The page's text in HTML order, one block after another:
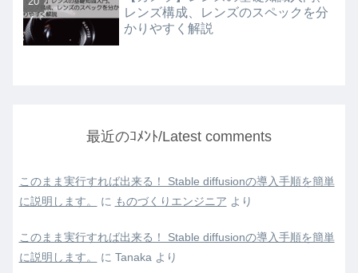
レンズ構成、レンズのスペックを分
かりやすく解説
最近のｺﾒﾝﾄ/Latest comments
このまま実行すれば出来る！ Stable diffusionの導入手順を簡単
に説明します。
に ものづくりエンジニア より
このまま実行すれば出来る！ Stable diffusionの導入手順を簡単
に説明します。
に Tanaka より